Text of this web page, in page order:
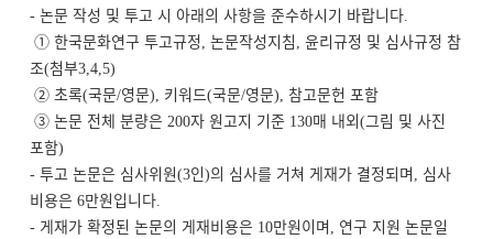
- 논문 작성 및 투고 시 아래의 사항을 준수하시기 바랍니다
① 한국문화연구 투고규정 논문작성지침 윤리규정 및 심사규정 참
조(첨부3,4,5)
② 초록(국문/영문), 키워드(국문/영문), 참고문헌 포함
③ 논문 전체 분량은 200자 원고지 기준 130매 내외(그림 및 사진
포함)
- 투고 논문은 심사위원(3인)의 심사를 거쳐 게재가 결정되며 심사
비용은 6만원입니다
- 게재가 확정된 논문의 게재비용은 10만원이며 연구 지원 논문일